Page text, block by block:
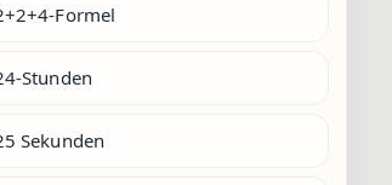
Formel
Stunden
Sekunden